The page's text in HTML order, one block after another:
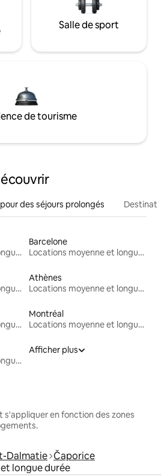
Salle de sport
de tourisme
des séjours prolongés
Locations moyenne et longue durée
Barcelone
Locations moyenne et longue durée
Locations moyenne et longue durée
Athènes
Locations moyenne et longue durée
Locations moyenne et longue durée
Montréal
Locations moyenne et longue durée
Locations moyenne et longue durée
Afficher plus
s'appliquer en fonction des zones
Dalmatie Čaporice
longue durée